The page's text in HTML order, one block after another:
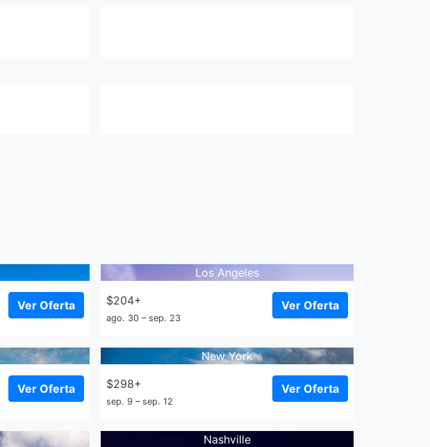
Ver Oferta
Los Angeles
$204+
ago. 30 – sep. 23
Ver Oferta
Ver Oferta
New York
$298+
sep. 9 – sep. 12
Ver Oferta
Nashville